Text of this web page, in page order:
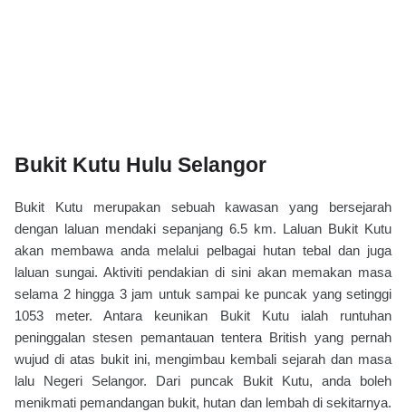
Bukit Kutu Hulu Selangor
Bukit Kutu merupakan sebuah kawasan yang bersejarah
dengan laluan mendaki sepanjang 6.5 km. Laluan Bukit Kutu
akan membawa anda melalui pelbagai hutan tebal dan juga
laluan sungai. Aktiviti pendakian di sini akan memakan masa
selama 2 hingga 3 jam untuk sampai ke puncak yang setinggi
1053 meter. Antara keunikan Bukit Kutu ialah runtuhan
peninggalan stesen pemantauan tentera British yang pernah
wujud di atas bukit ini, mengimbau kembali sejarah dan masa
lalu Negeri Selangor. Dari puncak Bukit Kutu, anda boleh
menikmati pemandangan bukit, hutan dan lembah di sekitarnya.